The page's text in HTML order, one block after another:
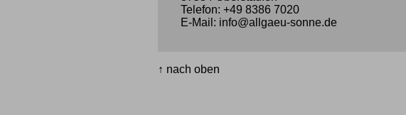
Telefon: +49 8386 7020
E-Mail: info@allgaeu-sonne.de
↑ nach oben